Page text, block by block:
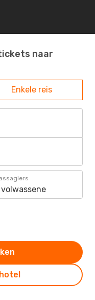
naar
Enkele reis
volwassene